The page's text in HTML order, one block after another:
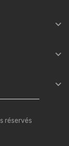



réservés